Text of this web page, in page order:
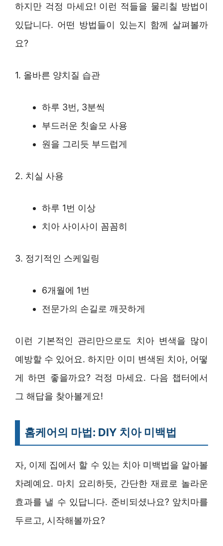
하지만 걱정 마세요! 이런 적들을 물리칠 방법이
있답니다. 어떤 방법들이 있는지 함께 살펴볼까
요?
1. 올바른 양치질 습관
하루 3번, 3분씩
부드러운 칫솔모 사용
원을 그리듯 부드럽게
2. 치실 사용
하루 1번 이상
치아 사이사이 꼼꼼히
3. 정기적인 스케일링
6개월에 1번
전문가의 손길로 깨끗하게
이런 기본적인 관리만으로도 치아 변색을 많이
예방할 수 있어요. 하지만 이미 변색된 치아, 어떻
게 하면 좋을까요? 걱정 마세요. 다음 챕터에서
그 해답을 찾아볼게요!
홈케어의 마법: DIY 치아 미백법
자, 이제 집에서 할 수 있는 치아 미백법을 알아볼
차례예요. 마치 요리하듯, 간단한 재료로 놀라운
효과를 낼 수 있답니다. 준비되셨나요? 앞치마를
두르고, 시작해볼까요?